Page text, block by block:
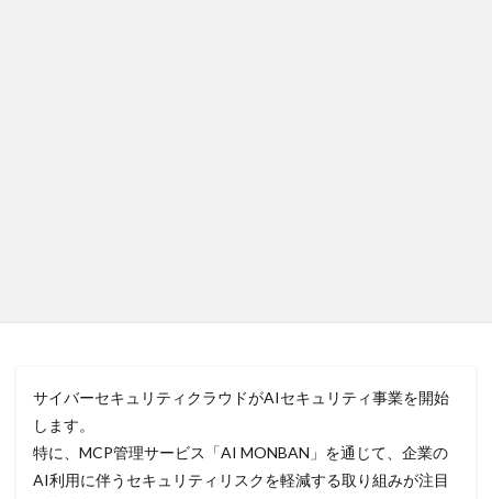
サイバーセキュリティクラウドがAIセキュリティ事業を開始
します。
特に、MCP管理サービス「AI MONBAN」を通じて、企業の
AI利用に伴うセキュリティリスクを軽減する取り組みが注目